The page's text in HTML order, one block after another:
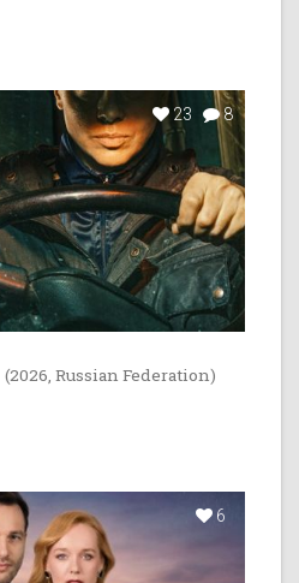
23 8
(2026, Russian Federation)
6